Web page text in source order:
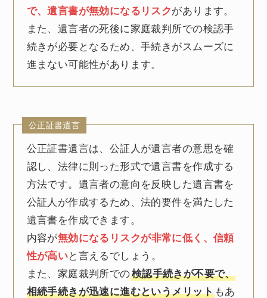
で、遺言書が無効になるリスクがあります。
また、遺言者の死後に家庭裁判所での検認手
続きが必要となるため、手続きがスムーズに
進まない可能性があります。
公正証書遺言
公正証書遺言は、公証人が遺言者の意思を確
認し、法律に則った形式で遺言書を作成する
方法です。遺言者の意向を反映した遺言書を
公証人が作成するため、法的要件を満たした
遺言書を作成できます。
内容が無効になるリスクが非常に低く、信頼
性が高いと言えるでしょう。
また、家庭裁判所での検認手続きが不要で、
相続手続きが迅速に進むというメリットもあ